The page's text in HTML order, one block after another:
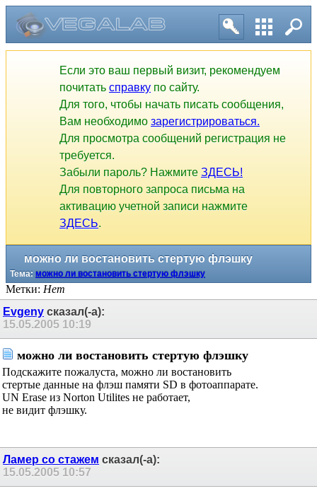
Если это ваш первый визит, рекомендуем
почитать справку по сайту.
Для того, чтобы начать писать сообщения,
Вам необходимо зарегистрироваться.
Для просмотра сообщений регистрация не
требуется.
Забыли пароль? Нажмите ЗДЕСЬ!
Для повторного запроса письма на
активацию учетной записи нажмите
ЗДЕСЬ.
можно ли востановить стертую флэшку
Тема: можно ли востановить стертую флэшку
Метки: Нет
Evgenyсказал(-а):
15.05.2005
можно ли востановить стертую флэшку
Подскажите пожалуста, можно ли востановить
стертые данные на флэш памяти SD в фотоаппарате.
UN Erase из Norton Utilites не работает,
не видит флэшку.
Ламер со стажемсказал(-а):
15.05.2005